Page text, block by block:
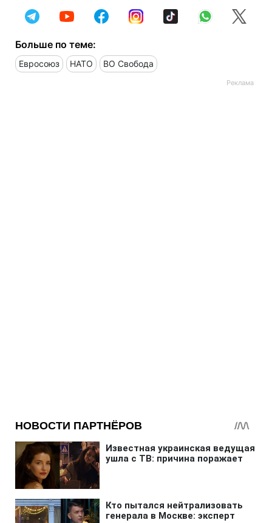
Больше по теме:
Евросоюз НАТО ВО Свобода